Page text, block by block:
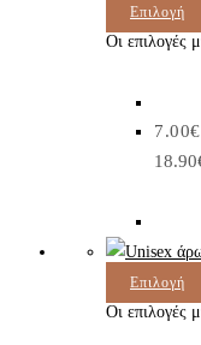
Επιλογή
Οι επιλογές
7.00€
Επιλογή
Οι επιλογές